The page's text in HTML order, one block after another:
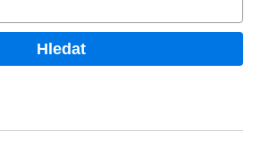
Hledat